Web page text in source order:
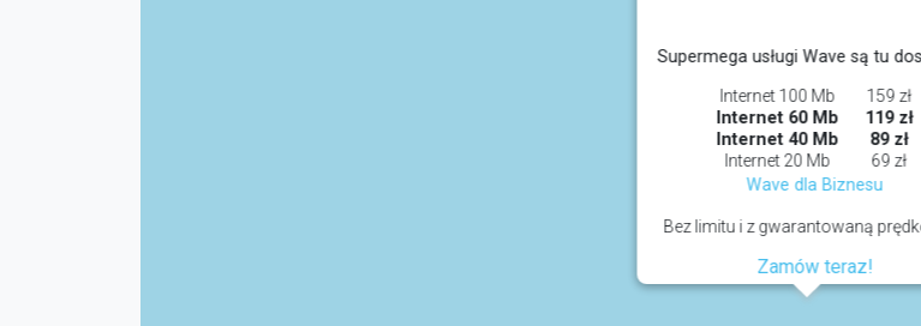
Supermega usługi Wave są tu
Internet 100 Mb
159 zł
Internet 60 Mb
119 zł
Internet 40 Mb
89 zł
Internet 20 Mb
69 zł
Wave dla Biznesu
Bez limitu i z gwarantowaną
Zamów teraz!